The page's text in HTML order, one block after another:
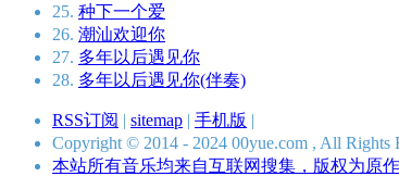
25. 种下一个爱
26. 潮汕欢迎你
27. 多年以后遇见你
28. 多年以后遇见你(伴奏)
RSS订阅 | sitemap | 手机版 |
Copyright © 2014 - 2024 00yue.com , All
本站所有音乐均来自互联网搜集，版权为原